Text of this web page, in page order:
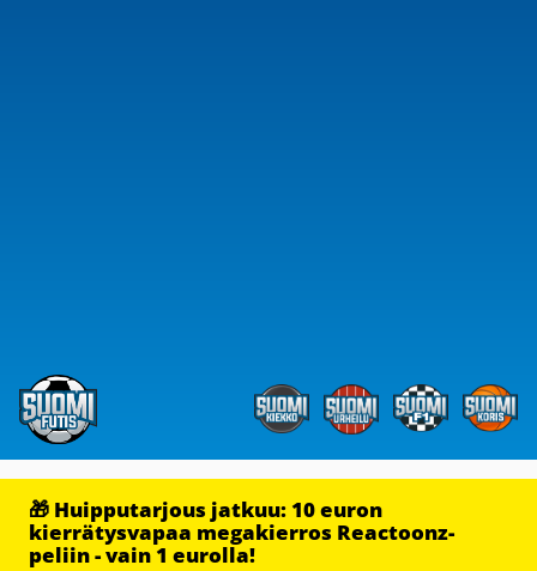
🎁 Huipputarjous jatkuu: 10 euron
kierrätysvapaa megakierros Reactoonz-
peliin - vain 1 eurolla!